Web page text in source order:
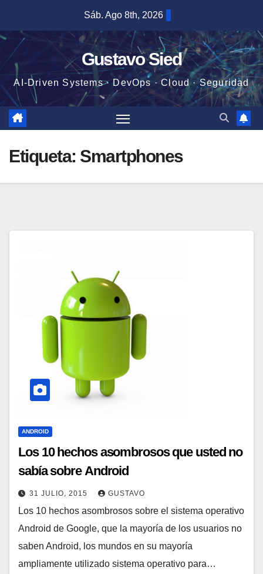
contenido
Sáb. Ago 8th, 2026
Gustavo Sied
AI-Driven Systems · DevOps · Cloud · Seguridad
Etiqueta: Smartphones
ANDROID
Los 10 hechos asombrosos que usted no
sabía sobre Android
31 JULIO, 2015 GUSTAVO
Los 10 hechos asombrosos sobre el sistema operativo
Android de Google, que la mayoría de los usuarios no
saben Android, los mundos en su mayoría
ampliamente utilizado sistema operativo para…